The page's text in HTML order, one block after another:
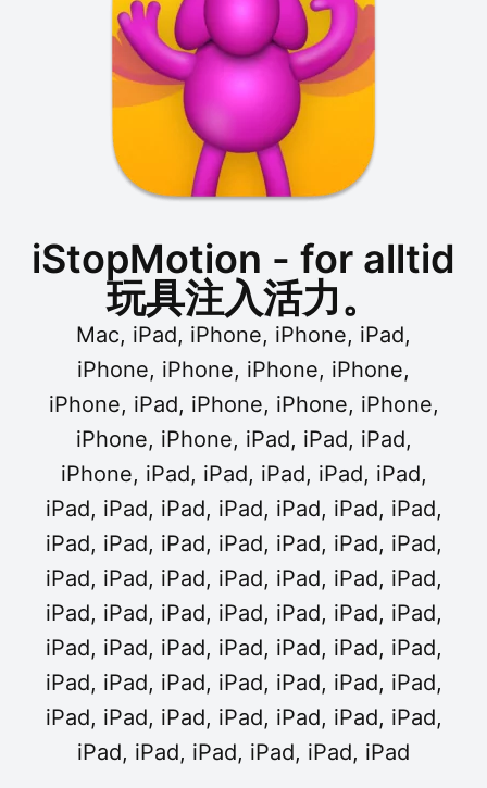
iStopMotion - for alltid
玩具注入活力。
Mac, iPad, iPhone, iPhone, iPad,
iPhone, iPhone, iPhone, iPhone,
iPhone, iPad, iPhone, iPhone, iPhone,
iPhone, iPhone, iPad, iPad, iPad,
iPhone, iPad, iPad, iPad, iPad, iPad,
iPad, iPad, iPad, iPad, iPad, iPad, iPad,
iPad, iPad, iPad, iPad, iPad, iPad, iPad,
iPad, iPad, iPad, iPad, iPad, iPad, iPad,
iPad, iPad, iPad, iPad, iPad, iPad, iPad,
iPad, iPad, iPad, iPad, iPad, iPad, iPad,
iPad, iPad, iPad, iPad, iPad, iPad, iPad,
iPad, iPad, iPad, iPad, iPad, iPad, iPad,
iPad, iPad, iPad, iPad, iPad, iPad